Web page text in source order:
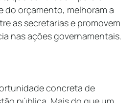
do orçamento, melhoram a
as secretarias e promovem
nas ações governamentais.
concreta de